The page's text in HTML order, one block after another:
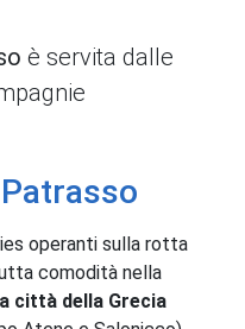
è servita dalle
operanti sulla rotta
comodità nella
città della Grecia